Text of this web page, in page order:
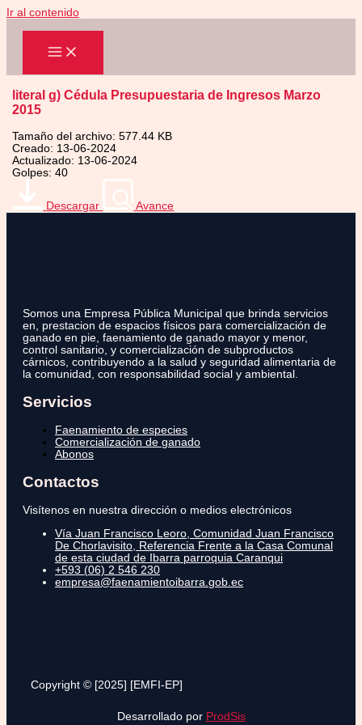
Ir al contenido
literal g) Cédula Presupuestaria de Ingresos Marzo
2015
Tamaño del archivo: 577.44 KB
Creado: 13-06-2024
Actualizado: 13-06-2024
Golpes: 40
Descargar Avance
Somos una Empresa Pública Municipal que brinda servicios
en, prestacion de espacios físicos para comercialización de
ganado en pie, faenamiento de ganado mayor y menor,
control sanitario, y comercialización de subproductos
cárnicos, contribuyendo a la salud y seguridad alimentaria de
la comunidad, con responsabilidad social y ambiental.
Servicios
Faenamiento de especies
Comercialización de ganado
Abonos
Contactos
Visítenos en nuestra dirección o medios electrónicos
Vía Juan Francisco Leoro, Comunidad Juan Francisco
De Chorlavisito, Referencia Frente a la Casa Comunal
de esta ciudad de Ibarra parroquia Caranqui
+593 (06) 2 546 230
empresa@faenamientoibarra.gob.ec
Copyright © [2025] [EMFI-EP]
Desarrollado por ProdSis